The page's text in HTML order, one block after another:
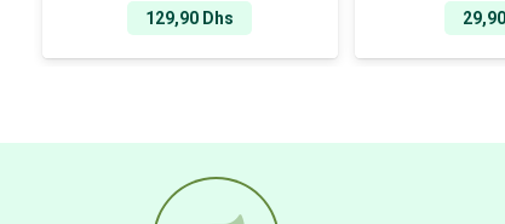
129,90 Dhs
29,90